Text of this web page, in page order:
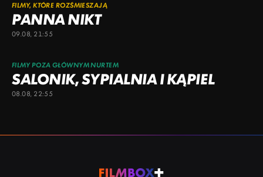
FILMY, KTÓRE ROZŚMIESZAJĄ
PANNA NIKT
09.08, 21:55
FILMY POZA GŁÓWNYM NURTEM
SALONIK, SYPIALNIA I KĄPIEL
08.08, 22:55